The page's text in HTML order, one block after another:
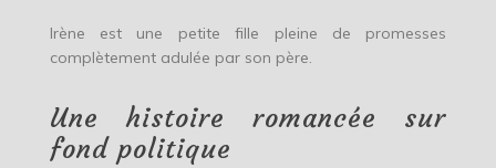
Irène est une petite fille pleine de promesses
complètement adulée par son père.
Une histoire romancée sur
fond politique